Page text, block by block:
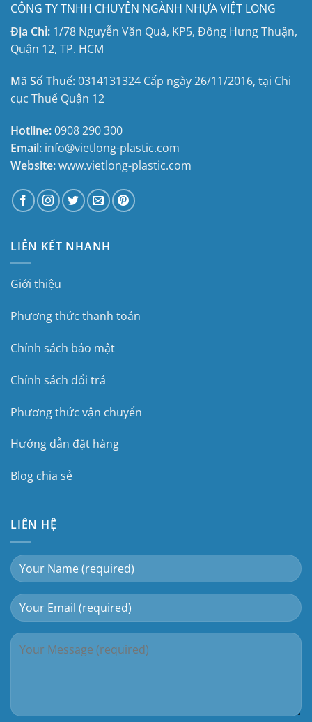
CÔNG TY TNHH CHUYÊN NGÀNH NHỰA VIỆT LONG
Địa Chỉ: 1/78 Nguyễn Văn Quá, KP5, Đông Hưng Thuận,
Quận 12, TP. HCM
Mã Số Thuế:0314131324 Cấp ngày 26/11/2016, tại Chi
cục Thuế Quận 12
Hotline:0908 290 300
Email: info@vietlong-plastic.com
Website:www.vietlong-plastic.com
LIÊN KẾT NHANH
Giới thiệu
Phương thức thanh toán
Chính sách bảo mật
Chính sách đổi trả
Phương thức vận chuyển
Hướng dẫn đặt hàng
Blog chia sẻ
LIÊN HỆ